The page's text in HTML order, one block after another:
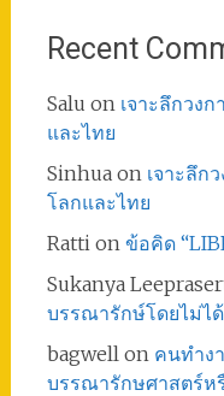
Recent
Salu on เจาะลึกวง
และไทย
Sinhuaon เจาะลึก
โลกและไทย
Ratti on ข้อคิด
Sukanya
บรรณารักษ์โดยไม่ได้
bagwell on คนทำง
บรรณารักษศาสตร์ห